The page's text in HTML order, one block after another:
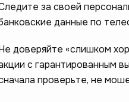
за своей
данные по
доверяйте «слишком
с гарантированным
проверьте, не